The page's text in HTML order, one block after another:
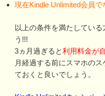
現在Kindle Unlimited会員で
以上の条件を満たしてい
う!!!
3ヵ月過ぎると利用料金が
月経過する前にスマホの
ておくと良いでしょう。